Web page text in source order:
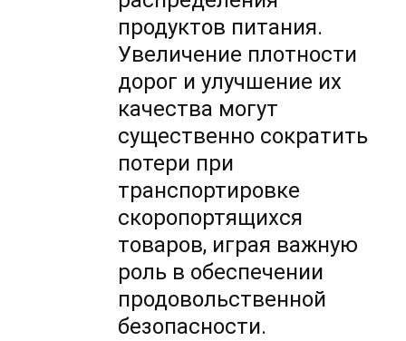
продуктов питания.
Увеличение плотности
дорог и улучшение их
качества могут
существенно сократить
потери при
транспортировке
скоропортящихся
товаров, играя важную
роль в обеспечении
продовольственной
безопасности.